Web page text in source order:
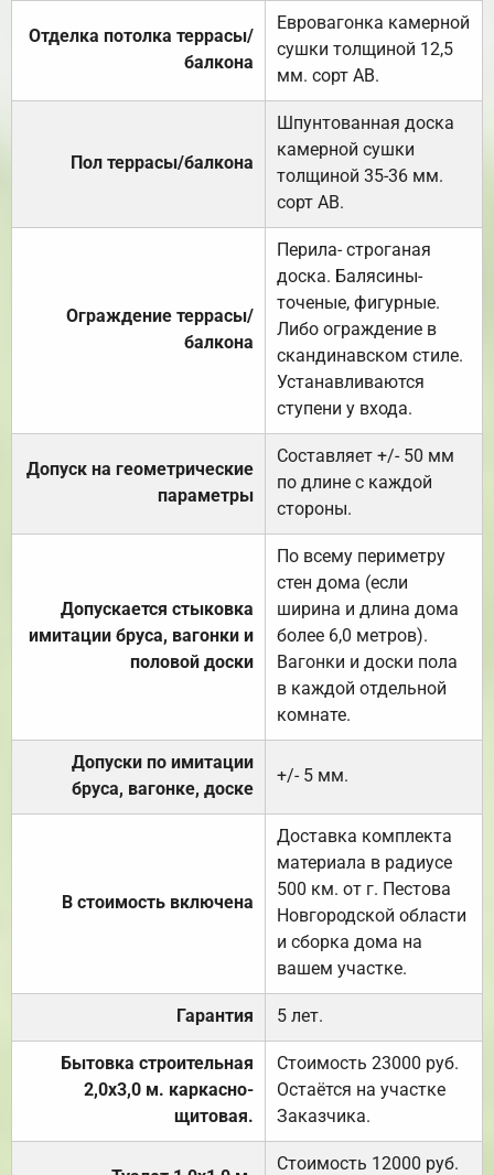
Отделка потолка террасы/
балкона
Евровагонка камерной
сушки толщиной 12,5
мм. сорт АВ.
Пол террасы/балкона
Шпунтованная доска
камерной сушки
толщиной 35-36 мм.
сорт АВ.
Ограждение террасы/
балкона
Перила- строганая
доска. Балясины-
точеные, фигурные.
Либо ограждение в
скандинавском стиле.
Устанавливаются
ступени у входа.
Допуск на геометрические
параметры
Составляет +/- 50 мм
по длине с каждой
стороны.
Допускается стыковка
имитации бруса, вагонки и
половой доски
По всему периметру
стен дома (если
ширина и длина дома
более 6,0 метров).
Вагонки и доски пола
в каждой отдельной
комнате.
Допуски по имитации
бруса, вагонке, доске
+/- 5 мм.
В стоимость включена
Доставка комплекта
материала в радиусе
500 км. от г. Пестова
Новгородской области
и сборка дома на
вашем участке.
Гарантия 5 лет.
Бытовка строительная
2,0х3,0 м. каркасно-
щитовая.
Стоимость 23000 руб.
Остаётся на участке
Заказчика.
Стоимость 12000 руб.